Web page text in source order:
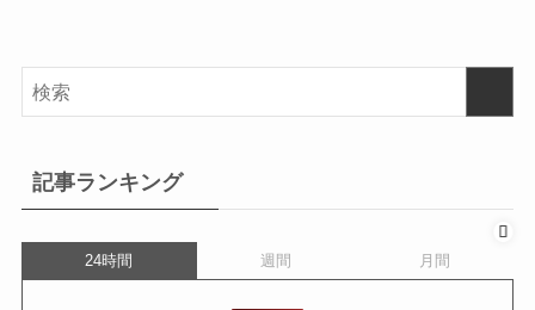
記事ランキング
24時間 週間 月間